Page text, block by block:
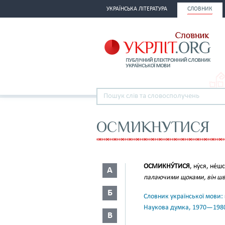
УКРАЇНСЬКА ЛІТЕРАТУРА СЛОВНИК
ОСМИКНУТИСЯ
А
Б
В
ОСМИКНУ́ТИСЯ, ну́ся,
палаючими щоками, він
Словник української
Наукова думка,